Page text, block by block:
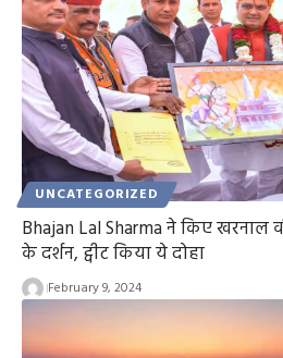
UNCATEGORIZED
Bhajan Lal Sharma ने किए खरनाल
के दर्शन, ट्वीट किया ये दोहा
February 9, 2024